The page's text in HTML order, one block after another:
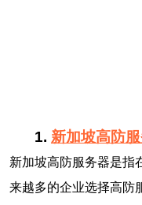
1. 新加坡高防
新加坡高防服务器是指
来越多的企业选择高防